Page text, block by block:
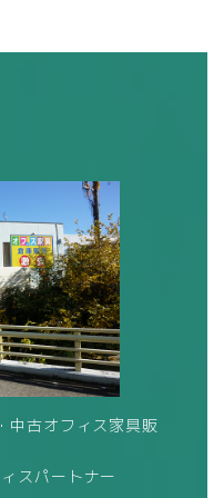
中古オフィス家具販
スパートナー